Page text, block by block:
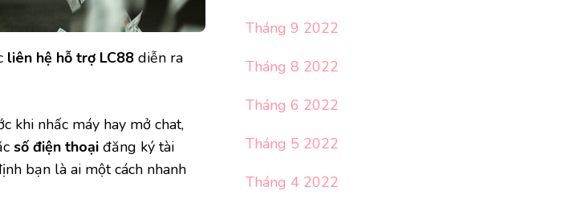
liên hệ hỗ trợ LC88 diễn ra
khi nhấc máy hay mở chat,
số điện thoại đăng ký tài
bạn là ai một cách nhanh
Tháng 9 2022
Tháng 8 2022
Tháng 6 2022
Tháng 5 2022
Tháng 4 2022